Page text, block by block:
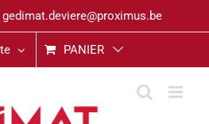
gedimat.deviere@proximus.be
PANIER